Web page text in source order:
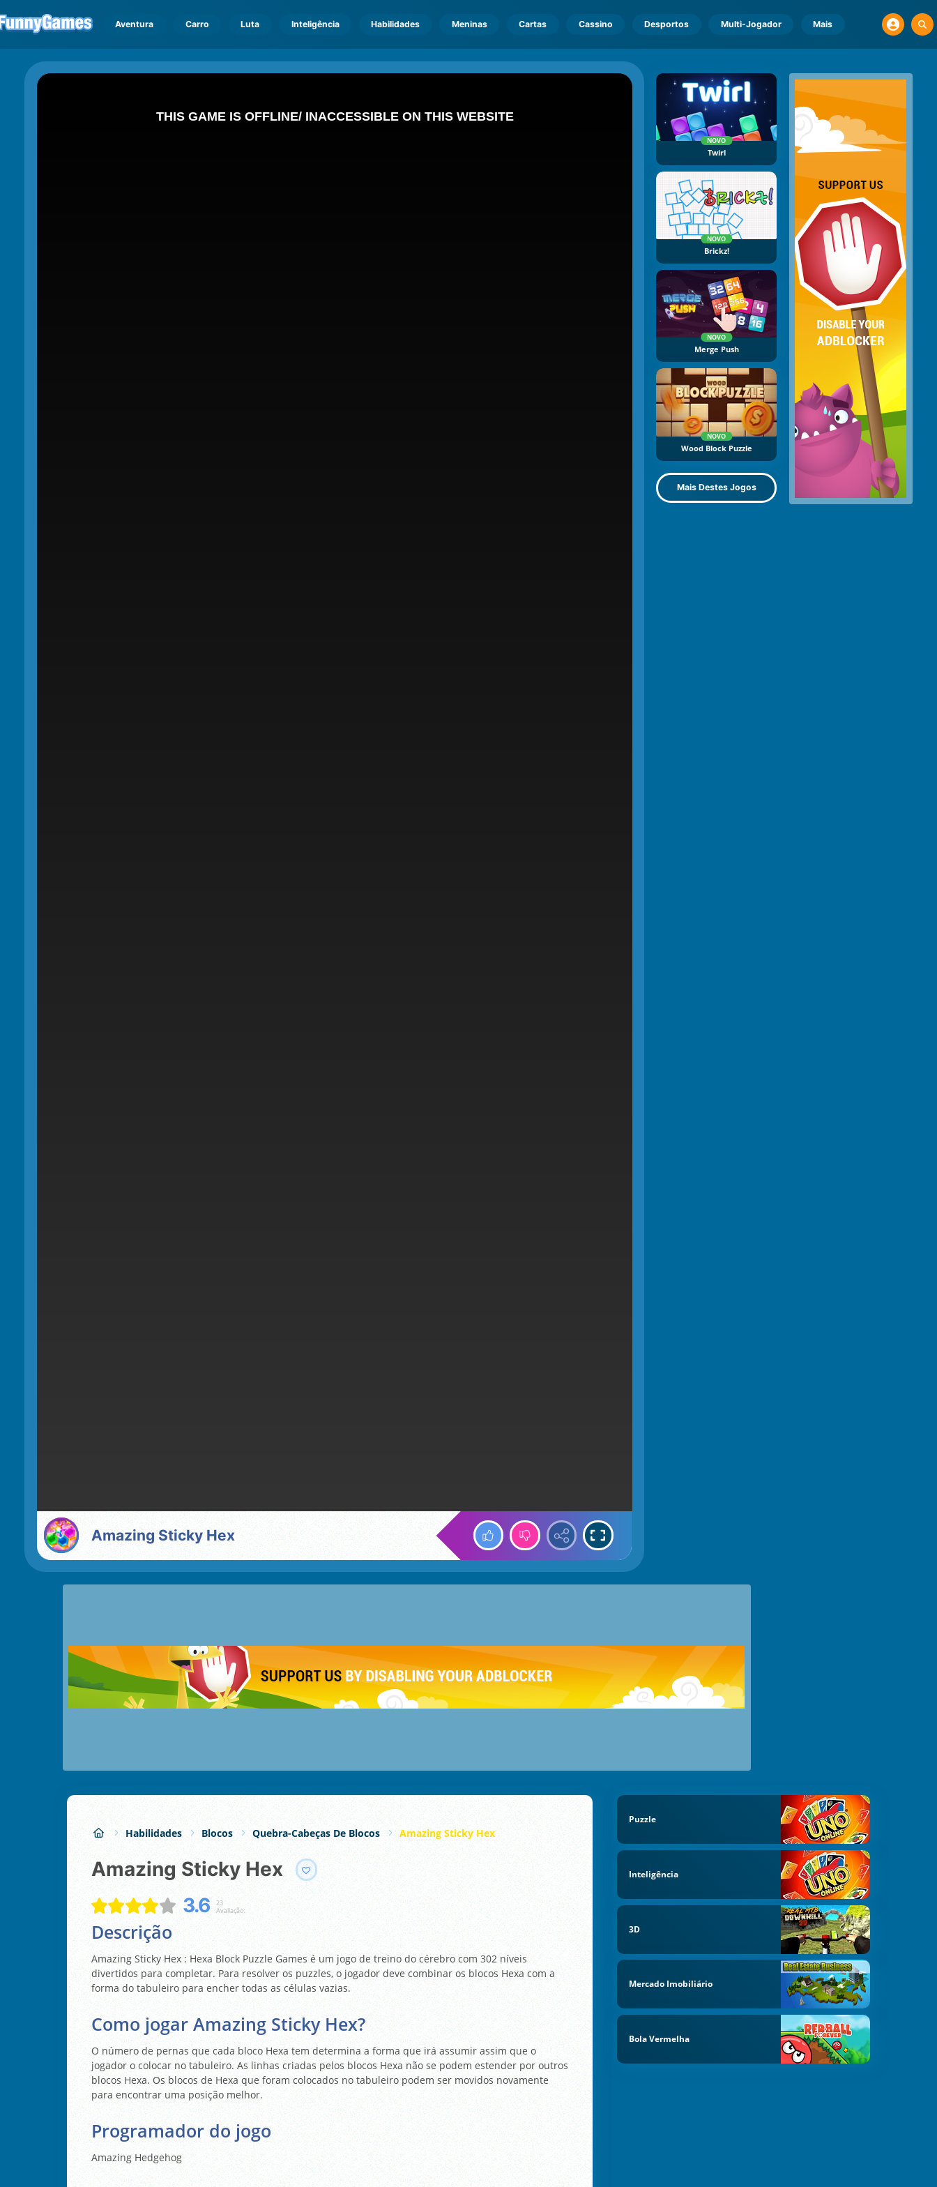
Aventura Carro Luta Inteligência Habilidades Meninas Cartas Cassino Desportos Multi-Jogador Mais
Amazing Sticky Hex
NOVO
Twirl
NOVO
Brickz!
NOVO
Merge Push
NOVO
Wood Block Puzzle
Mais Destes Jogos
Habilidades Blocos Quebra-Cabeças De Blocos Amazing Sticky Hex
Amazing Sticky Hex
3.6
23
Avaliação:
Descrição
Amazing Sticky Hex : Hexa Block Puzzle Games é um jogo de treino do cérebro com 302 níveis
divertidos para completar. Para resolver os puzzles, o jogador deve combinar os blocos Hexa com a
forma do tabuleiro para encher todas as células vazias.
Como jogar Amazing Sticky Hex?
O número de pernas que cada bloco Hexa tem determina a forma que irá assumir assim que o
jogador o colocar no tabuleiro. As linhas criadas pelos blocos Hexa não se podem estender por outros
blocos Hexa. Os blocos de Hexa que foram colocados no tabuleiro podem ser movidos novamente
para encontrar uma posição melhor.
Programador do jogo
Amazing Hedgehog
Puzzle
Inteligência
3D
Mercado Imobiliário
Bola Vermelha